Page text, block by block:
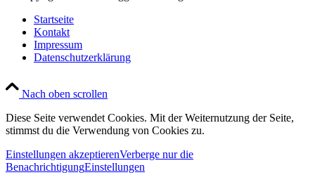
Startseite
Kontakt
Impressum
Datenschutzerklärung
Nach oben scrollen
Diese Seite verwendet Cookies. Mit der Weiternutzung der Seite,
stimmst du die Verwendung von Cookies zu.
Einstellungen akzeptierenVerberge nur die
BenachrichtigungEinstellungen